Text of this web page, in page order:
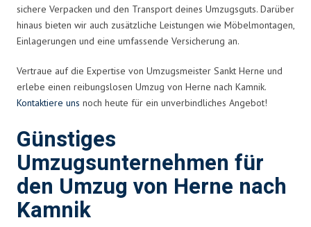
sichere Verpacken und den Transport deines Umzugsguts. Darüber
hinaus bieten wir auch zusätzliche Leistungen wie Möbelmontagen,
Einlagerungen und eine umfassende Versicherung an.
Vertraue auf die Expertise von Umzugsmeister Sankt Herne und
erlebe einen reibungslosen Umzug von Herne nach Kamnik.
Kontaktiere uns noch heute für ein unverbindliches Angebot!
Günstiges
Umzugsunternehmen für
den Umzug von Herne nach
Kamnik